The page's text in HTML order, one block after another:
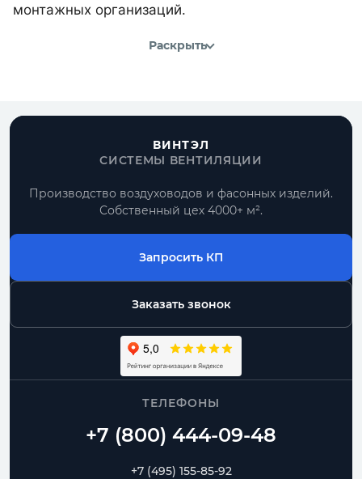
монтажных организаций.
Раскрыть
ВИНТЭЛ
СИСТЕМЫ ВЕНТИЛЯЦИИ
Производство воздуховодов и фасонных изделий.
Собственный цех 4000+ м².
Запросить КП
Заказать звонок
ТЕЛЕФОНЫ
+7 (495) 155-85-92